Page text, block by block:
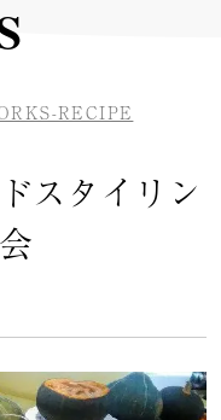
RECIPE
スタイリン